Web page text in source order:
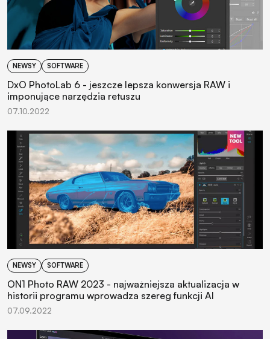
NEWSY SOFTWARE
DxO PhotoLab 6 - jeszcze lepsza konwersja RAW i
imponujące narzędzia retuszu
07.10.2022
NEWSY SOFTWARE
ON1 Photo RAW 2023 - najważniejsza aktualizacja w
historii programu wprowadza szereg funkcji AI
07.09.2022